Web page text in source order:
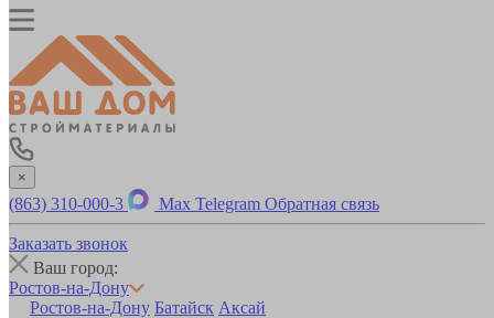
×
(863) 310-000-3 Max Telegram Обратная связь
Заказать звонок
Ваш город:
Ростов-на-Дону
Ростов-на-Дону Батайск Аксай